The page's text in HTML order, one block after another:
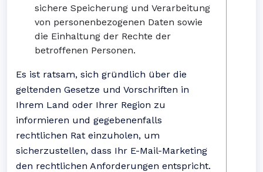
sichere Speicherung und Verarbeitung
von personenbezogenen Daten sowie
die Einhaltung der Rechte der
betroffenen Personen.
Es ist ratsam, sich gründlich über die
geltenden Gesetze und Vorschriften in
Ihrem Land oder Ihrer Region zu
informieren und gegebenenfalls
rechtlichen Rat einzuholen, um
sicherzustellen, dass Ihr E-Mail-Marketing
den rechtlichen Anforderungen entspricht.